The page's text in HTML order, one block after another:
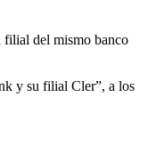
filial del mismo banco
y su filial Cler”, a los